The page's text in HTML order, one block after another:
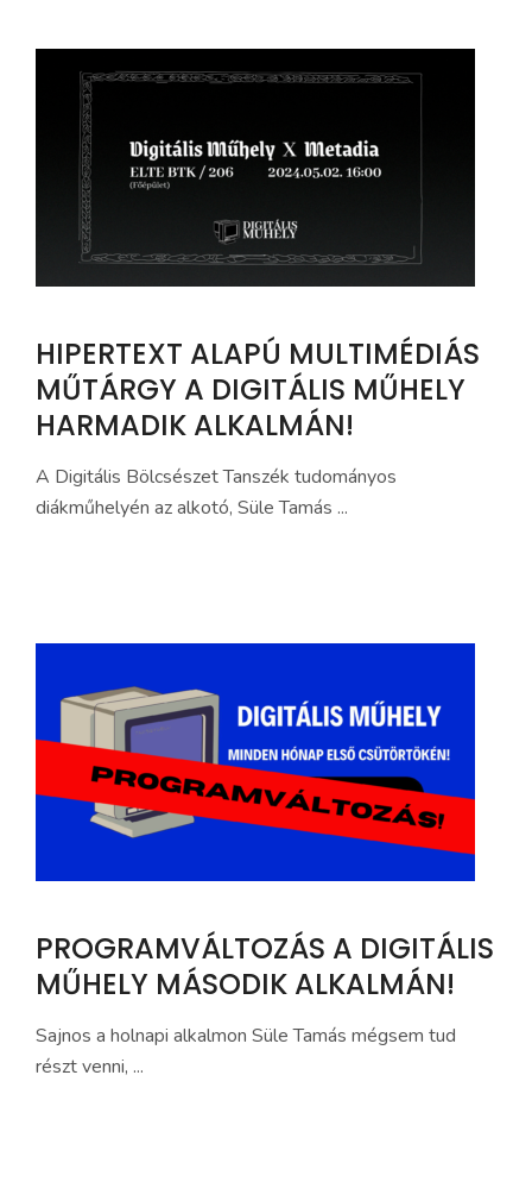
HIPERTEXT ALAPÚ MULTIMÉDIÁS
MŰTÁRGY A DIGITÁLIS MŰHELY
HARMADIK ALKALMÁN!
A Digitális Bölcsészet Tanszék tudományos
diákműhelyén az alkotó, Süle Tamás ...
PROGRAMVÁLTOZÁS A DIGITÁLIS
MŰHELY MÁSODIK ALKALMÁN!
Sajnos a holnapi alkalmon Süle Tamás mégsem tud
részt venni, ...